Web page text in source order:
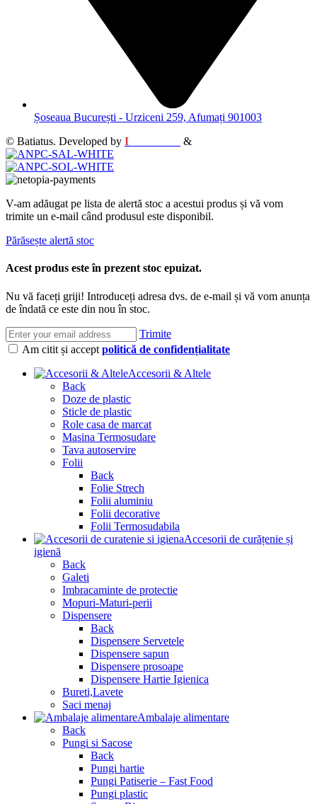
Șoseaua București - Urziceni 259, Afumați 901003
© Batiatus. Developed by I &
V-am adăugat pe lista de alertă stoc a acestui produs și vă vom
trimite un e-mail când produsul este disponibil.
Părăsește alertă stoc
Acest produs este în prezent stoc epuizat.
Nu vă faceți griji! Introduceți adresa dvs. de e-mail și vă vom anunța
de îndată ce este din nou în stoc.
Trimite
Am citit și accept politică de confidențialitate
Accesorii & Altele
Back
Doze de plastic
Sticle de plastic
Role casa de marcat
Masina Termosudare
Tava autoservire
Folii
Back
Folie Strech
Folii aluminiu
Folii decorative
Folii Termosudabila
Accesorii de curățenie și
igienă
Back
Galeti
Imbracaminte de protectie
Mopuri-Maturi-perii
Dispensere
Back
Dispensere Servetele
Dispensere sapun
Dispensere prosoape
Dispensere Hartie Igienica
Bureti,Lavete
Saci menaj
Ambalaje alimentare
Back
Pungi si Sacose
Back
Pungi hartie
Pungi Patiserie – Fast Food
Pungi plastic